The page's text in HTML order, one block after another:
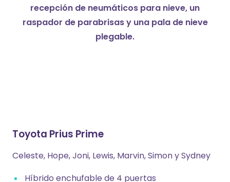
recepción de neumáticos para nieve, un
raspador de parabrisas y una pala de nieve
plegable.
Toyota Prius Prime
Celeste, Hope, Joni, Lewis, Marvin, Simon y Sydney
Híbrido enchufable de 4 puertas